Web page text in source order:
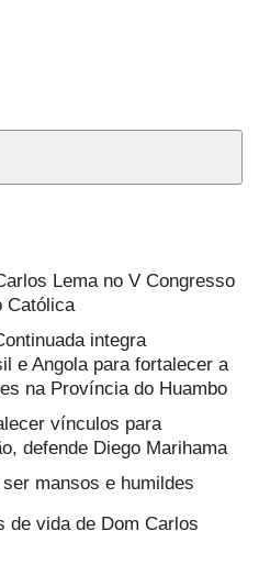
Lema no V Congresso
Católica
integra
e Angola para fortalecer a
na Província do Huambo
vínculos para
defende Diego Marihama
mansos e humildes
de vida de Dom Carlos